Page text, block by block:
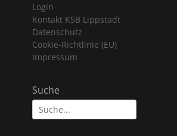
Login
Kontakt KSB Lippstadt
Datenschutz
Cookie-Richtlinie (EU)
Impressum
Suche
Suche
nach: